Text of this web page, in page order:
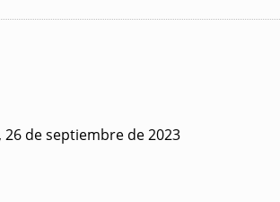
26 de septiembre de 2023